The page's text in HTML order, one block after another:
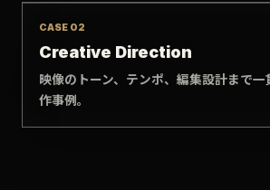
CASE 02
Creative Direction
映像のトーン、テンポ、編集設計まで
作事例。